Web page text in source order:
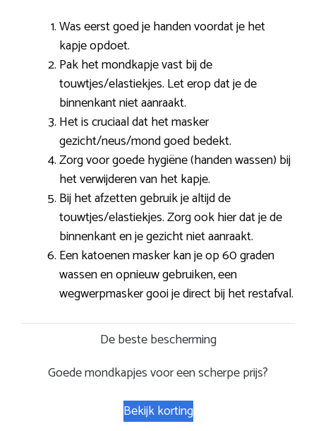
Was eerst goed je handen voordat je het
kapje opdoet.
Pak het mondkapje vast bij de
touwtjes/elastiekjes. Let erop dat je de
binnenkant niet aanraakt.
Het is cruciaal dat het masker
gezicht/neus/mond goed bedekt.
Zorg voor goede hygiëne (handen wassen) bij
het verwijderen van het kapje.
Bij het afzetten gebruik je altijd de
touwtjes/elastiekjes. Zorg ook hier dat je de
binnenkant en je gezicht niet aanraakt.
Een katoenen masker kan je op 60 graden
wassen en opnieuw gebruiken, een
wegwerpmasker gooi je direct bij het restafval.
De beste bescherming
Goede mondkapjes voor een scherpe prijs?
Bekijk korting